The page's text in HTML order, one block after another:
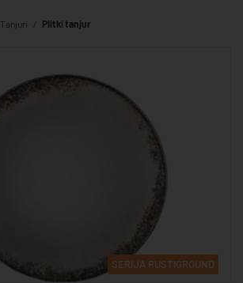
Tanjuri Plitki tanjur
SERIJA RUSTIGROUND